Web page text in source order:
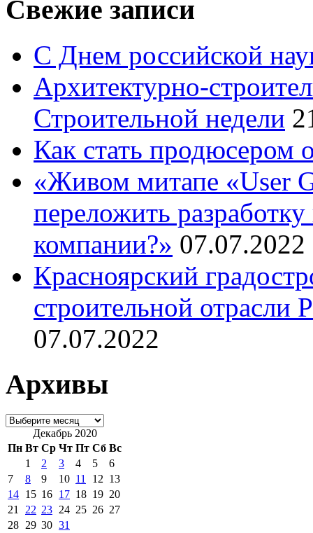
Свежие записи
С Днем российской
Архитектурно-
Строительной недели
Как стать продюсером
«Живом митапе «User
переложить
компании?» 07.07.2022
Красноярский
строительной отрасли
07.07.2022
Архивы
Архивы
Декабрь 2020
Пн Вт Ср Чт Пт Сб Вс
1
2 3 4 5
6
7
8 9 10 11 12 13
14 15 16 17 18 19 20
21
22 23 24 25 26 27
28 29 30 31